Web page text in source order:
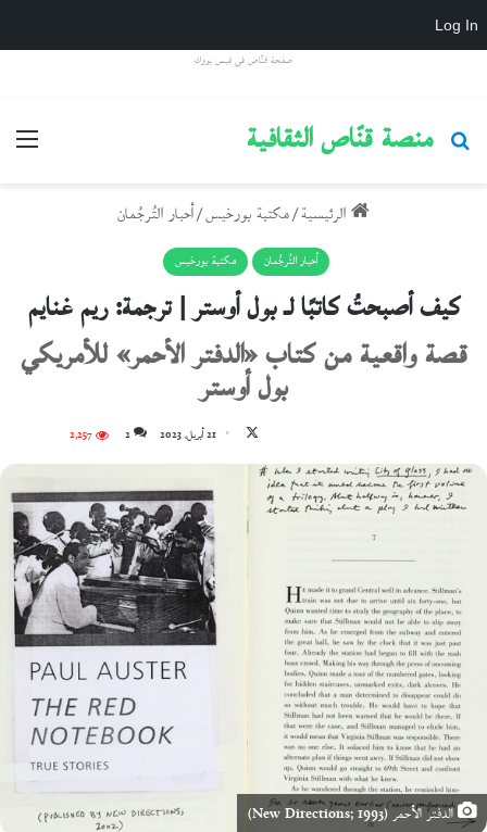
Log In
صفحة قنّاص في فيس بووك
منصة قنّاص الثقافية
بحث عن
الرئيسية/مكتبة بورخيس/أحبار التُرجُمان
أحبار التُرجُمان مكتبة بورخيس
كيف أصبحتُ كاتبًا لـ بول أوستر | ترجمة: ريم غنايم
قصة واقعية من كتاب «الدفتر الأحمر» للأمريكي
بول أوستر
على
21 أبريل، 2023 2 2٬257
الدفتر الأحمر (New Directions; 1993)